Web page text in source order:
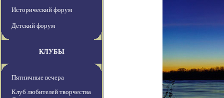
Исторический форум
Детский форум
КЛУБЫ
Пятничные вечера
Клуб любителей творчества